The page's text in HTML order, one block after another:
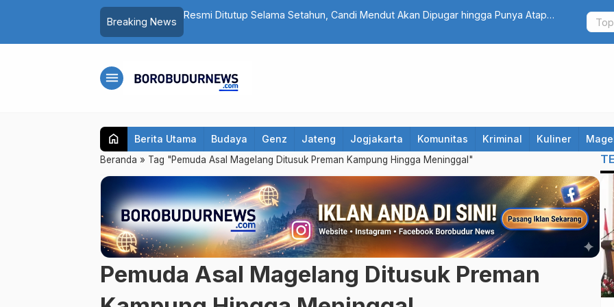
Breaking News
Resmi Ditutup Selama Setahun, Candi Mendut Akan Dipugar hingga Punya Atap
Fantastis!
Bidik
menu
home Berita Utama Budaya Genz Jateng Jogjakarta Komunitas Kriminal Kuliner
Beranda » Tag "Pemuda Asal Magelang Ditusuk Preman Kampung Hingga Meninggal"
Pemuda Asal Magelang Ditusuk Preman